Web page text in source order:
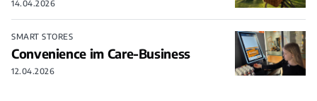
14.04.2026
SMART STORES
Convenience im Care-Business
12.04.2026